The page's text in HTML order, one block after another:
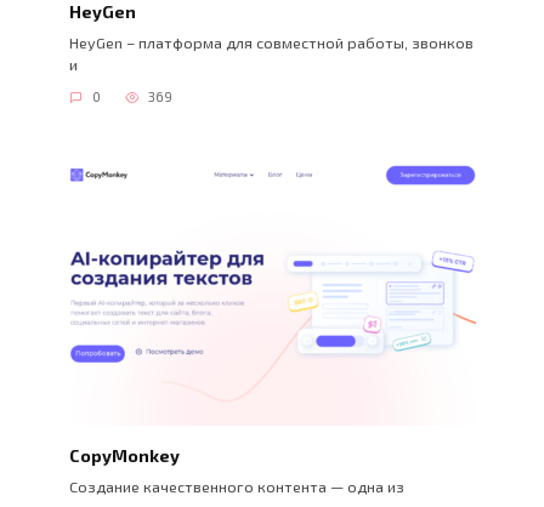
HeyGen
HeyGen – платформа для совместной работы, звонков
и
0 369
CopyMonkey
Создание качественного контента — одна из